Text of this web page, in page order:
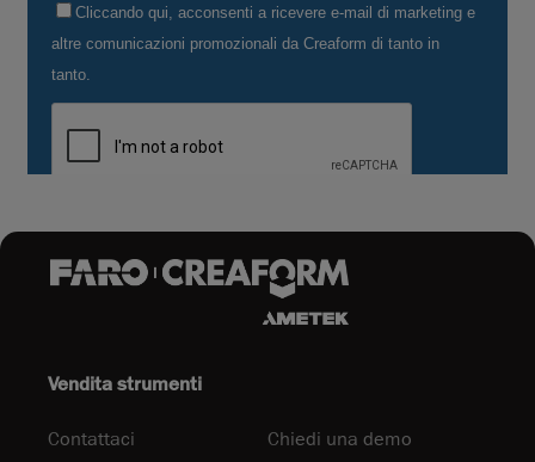
Vendita strumenti
Contattaci Chiedi una demo